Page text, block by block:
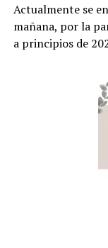
Actualmente se
mañana, por la
a principios de